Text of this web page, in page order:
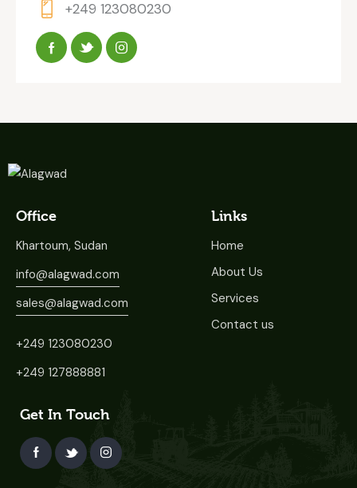
+249 123080230
Office
Khartoum, Sudan
info@alagwad.com
sales@alagwad.com
+249 123080230
+249 127888881
Links
Home
About Us
Services
Contact us
Get In Touch